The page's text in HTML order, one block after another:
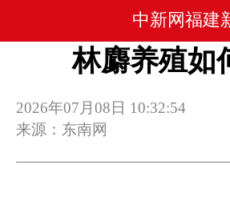
中新网福建
林麝养殖如
2026年07月08日 10:32:54
来源：东南网